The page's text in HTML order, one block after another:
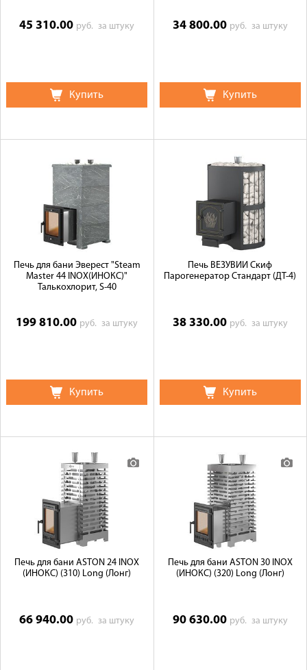
45 310.00 руб.за штуку
Купить
34 800.00 руб. за штуку
Купить
Печь для бани Эверест "Steam
Master 44 INOX(ИНОКС)"
Талькохлорит, S-40
199 810.00 руб.за штуку
Купить
Печь ВЕЗУВИЙ Скиф
Парогенератор Стандарт (ДТ-4)
38 330.00 руб. за штуку
Купить
Печь для бани ASTON 24 INOX
(ИНОКС) (310) Long (Лонг)
66 940.00 руб.за штуку
Печь для бани ASTON 30 INOX
(ИНОКС) (320) Long (Лонг)
90 630.00 руб. за штуку